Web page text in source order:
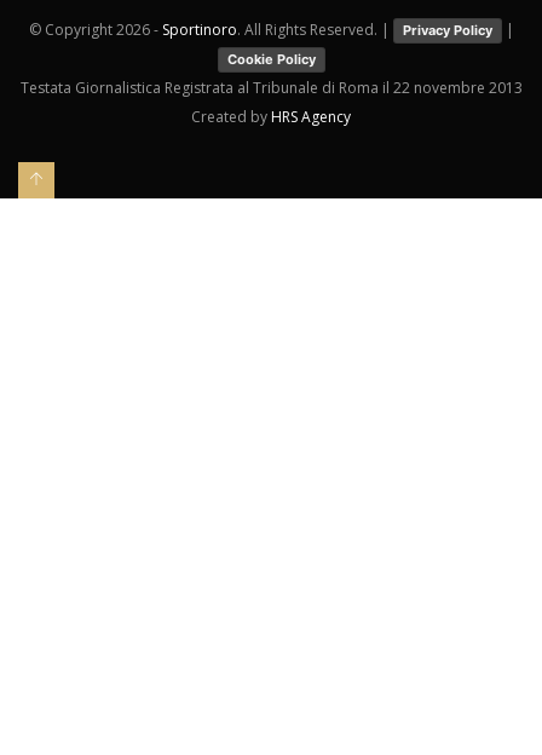
© Copyright2026 - Sportinoro. All Rights Reserved. | Privacy Policy |
Cookie Policy
Testata Giornalistica Registrata al Tribunale di Roma il 22 novembre 2013
Created by HRS Agency